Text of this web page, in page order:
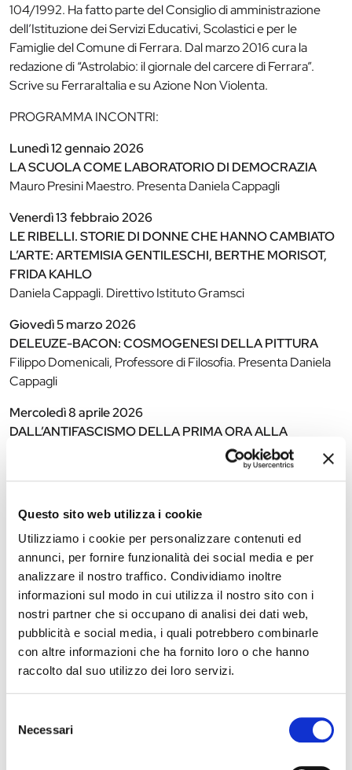
Questo sito web utilizza i cookie
Utilizziamo i cookie per personalizzare contenuti ed
annunci, per fornire funzionalità dei social media e per
analizzare il nostro traffico. Condividiamo inoltre
informazioni sul modo in cui utilizza il nostro sito con i
nostri partner che si occupano di analisi dei dati web,
pubblicità e social media, i quali potrebbero combinarle
con altre informazioni che ha fornito loro o che hanno
raccolto dal suo utilizzo dei loro servizi.
delNecessari
104/1992. Ha fatto parte del Consiglio di amministrazione
dell’Istituzione dei Servizi Educativi, Scolastici e per le
Famiglie del Comune di Ferrara. Dal marzo 2016 cura la
redazione di “Astrolabio: il giornale del carcere di Ferrara”.
Scrive su FerraraItalia e su Azione Non Violenta.
PROGRAMMA INCONTRI:
Lunedì 12 gennaio 2026
LA SCUOLA COME LABORATORIO DI DEMOCRAZIA
Mauro Presini Maestro. Presenta Daniela Cappagli
Venerdì 13 febbraio 2026
LE RIBELLI. STORIE DI DONNE CHE HANNO CAMBIATO
L’ARTE: ARTEMISIA GENTILESCHI, BERTHE MORISOT,
FRIDA KAHLO
Daniela Cappagli. Direttivo Istituto Gramsci
Giovedì 5 marzo 2026
DELEUZE-BACON: COSMOGENESI DELLA PITTURA
Filippo Domenicali, Professore di Filosofia. Presenta Daniela
Cappagli
Mercoledì 8 aprile 2026
DALL’ANTIFASCISMO DELLA PRIMA ORA ALLA
RESISTENZA: LA LUNGA LOTTA DEI FERRARESI
CONTRO IL FASCISMO E LA DITTATURA”.
della Resistenza. Presenta Daniela Cappagli
Venerdì 8 maggio 2026
COME SI SCRIVE ALL’UNIVERSITÀ?
Nicola Grandi, Professore di Linguistica UNIBO. Presenta
Daniela Cappagli
Gli incontri hanno valore legale di corso di formazione-
aggiornamento ai sensi del Dм prot. n. 802 del 19/6/2001,
DM prot. n. 10962 dell’ 8/6/2005. Ai docenti iscritti_verrà
Info: gramsciferrara@gmail.com; calicantus@alice.it